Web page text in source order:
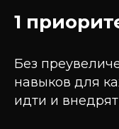
1
Без
навыков для
идти и